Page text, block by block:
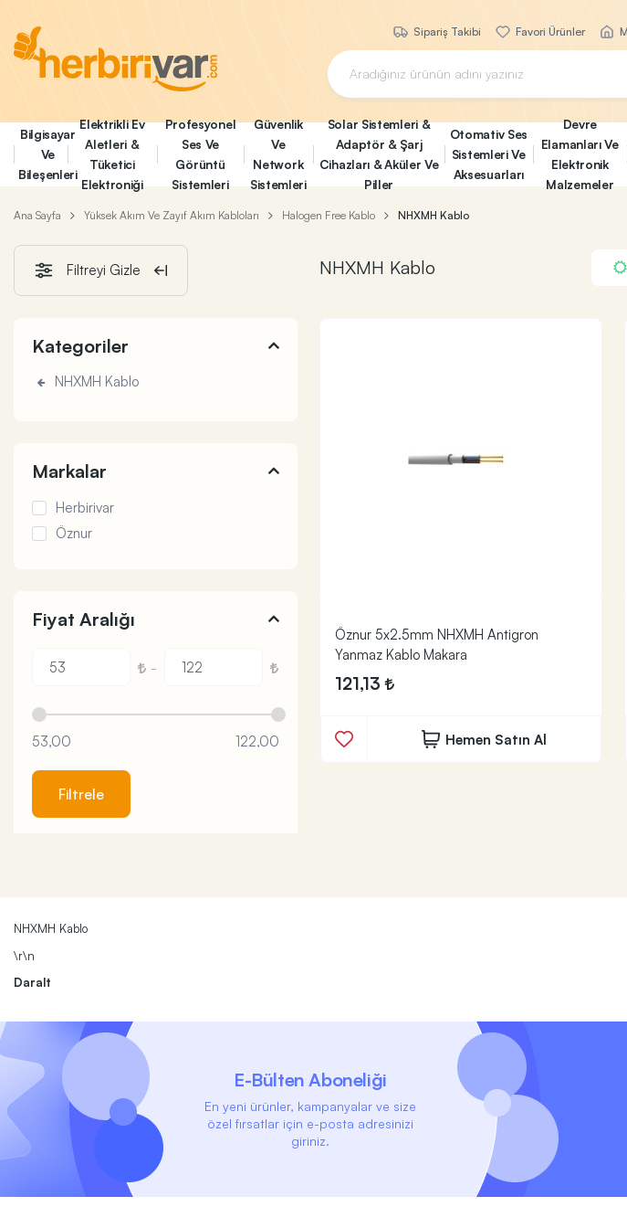
Sipariş Takibi Favori Ürünler
Bilgisayar
Ve
Bileşenleri
Elektrikli Ev
Aletleri &
Tüketici
Elektroniği
Profesyonel
Ses Ve
Görüntü
Sistemleri
Güvenlik
Ve
Network
Sistemleri
Solar Sistemleri &
Adaptör & Şarj
Cihazları & Aküler Ve
Piller
Otomativ Ses
Sistemleri Ve
Aksesuarları
Devre
Elamanları Ve
Elektronik
Malzemeler
Ana Sayfa Yüksek Akım Ve Zayıf Akım Kabloları Halogen Free Kablo NHXMH Kablo
Kategoriler
NHXMH Kablo
Markalar
Herbirivar
Öznur
Fiyat Aralığı
-
53,00 122,00
Filtrele
Filtreyi Gizle NHXMH Kablo
Öznur 5x2.5mm NHXMH Antigron
Yanmaz Kablo Makara
121,13
Hemen Satın Al
NHXMH Kablo
\r\n
Daralt
E-Bülten Aboneliği
En yeni ürünler, kampanyalar ve size
özel fırsatlar için e-posta adresinizi
giriniz.